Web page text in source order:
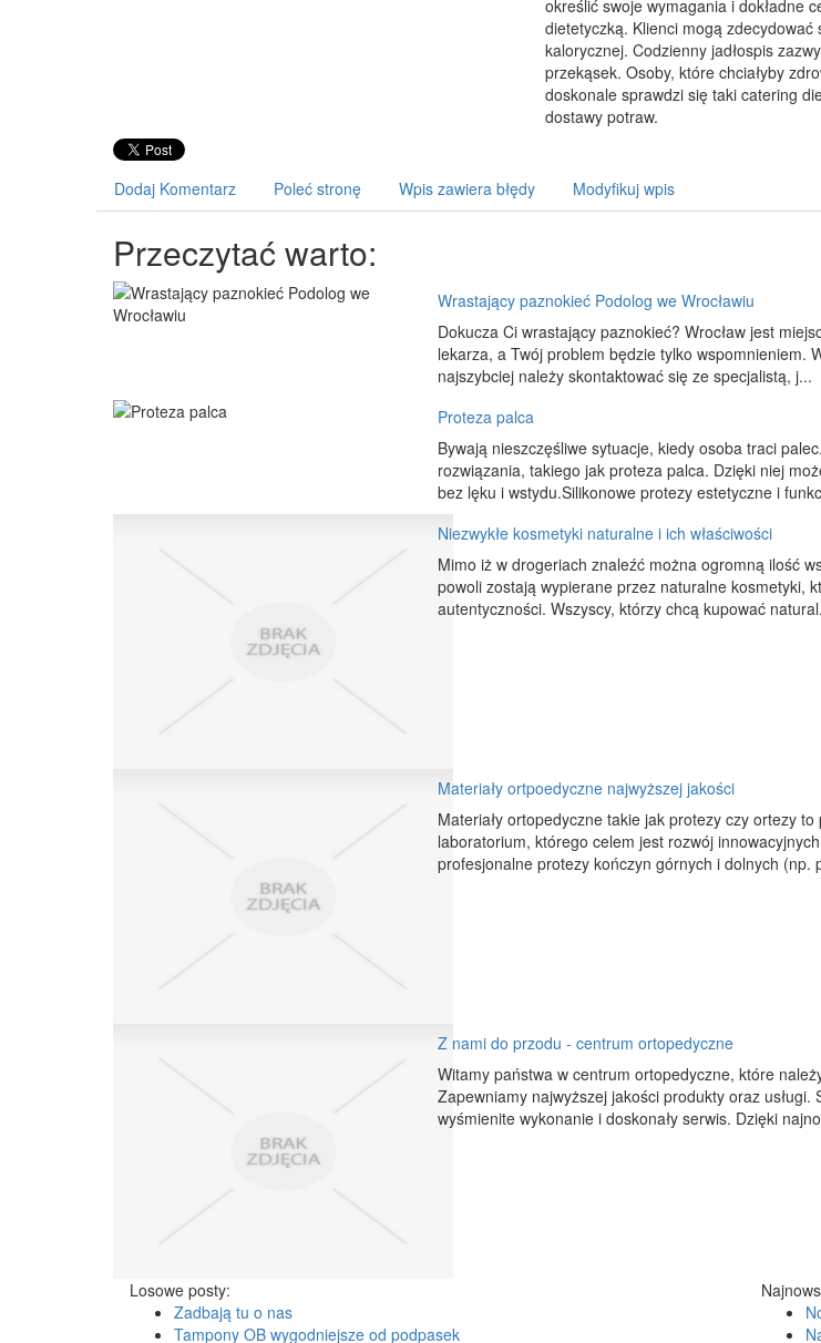
określić swoje wymagania i dokładne
dietetyczką. Klienci mogą
kalorycznej. Codzienny jadłospis
przekąsek. Osoby, które chciałyby
doskonale sprawdzi się taki catering
dostawy potraw.
Dodaj Komentarz Poleć stronę Wpis zawiera błędy Modyfikuj wpis
Przeczytać warto:
Wrastający paznokieć Podolog we Wrocławiu
Dokucza Ci wrastający paznokieć? Wrocław jest
lekarza, a Twój problem będzie tylko wspomnieniem.
najszybciej należy skontaktować się ze specjalistą, j...
Proteza palca
Bywają nieszczęśliwe sytuacje, kiedy osoba traci
rozwiązania, takiego jak proteza palca. Dzięki niej
bez lęku i wstydu.Silikonowe protezy estetyczne i
Niezwykłe kosmetyki naturalne i ich właściwości
Mimo iż w drogeriach znaleźć można ogromną ilość
powoli zostają wypierane przez naturalne kosmetyki,
autentyczności. Wszyscy, którzy chcą kupować
Materiały ortpoedyczne najwyższej jakości
Materiały ortopedyczne takie jak protezy czy ortezy
laboratorium, którego celem jest rozwój
profesjonalne protezy kończyn górnych i dolnych (np.
Z nami do przodu - centrum ortopedyczne
Witamy państwa w centrum ortopedyczne, które
Zapewniamy najwyższej jakości produkty oraz
wyśmienite wykonanie i doskonały serwis. Dzięki
Losowe posty:
Zadbają tu o nas
Tampony OB wygodniejsze od podpasek